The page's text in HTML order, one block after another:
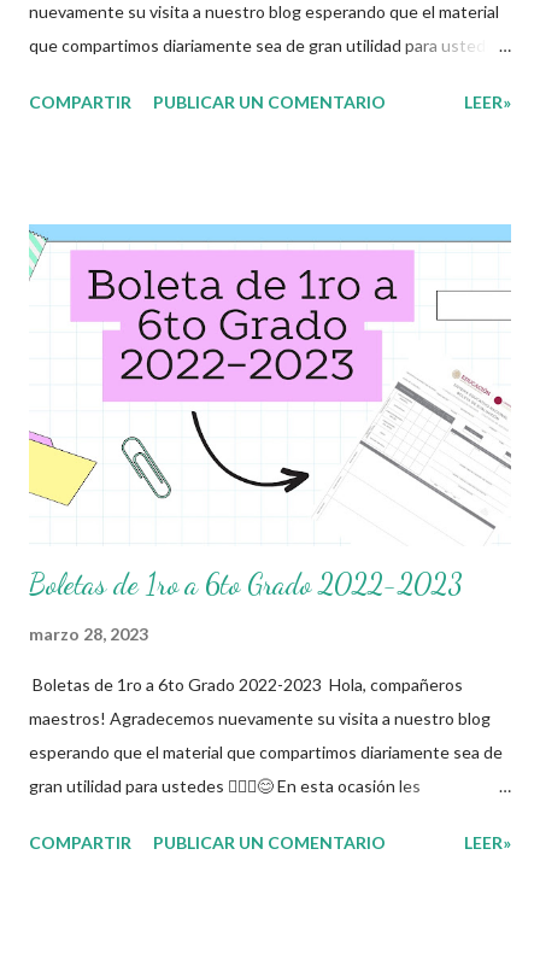
nuevamente su visita a nuestro blog esperando que el material
que compartimos diariamente sea de gran utilidad para ustedes
Conociendo las Fracciones, para que nuestros alumnos se
dividir un entero en partes iguales, la fracción se representa
matemáticamente por números que están escritos uno sobre
otro y que se hallan separados por una línea recta horizontal
llamada raya fraccionaria, está formada por dos términos: el
numerador y el denominador. El numerador es el número que
está sobre la raya fraccionaria y el denominador es el que está
bajo la raya fraccionaria. Nuevamente nuestro reconocimiento y
agrade...
COMPARTIR PUBLICAR UN COMENTARIO LEER»
Boletas de 1ro a 6to Grado 2022-2023
marzo 28, 2023
Boletas de 1ro a 6to Grado 2022-2023 Hola, compañeros
maestros! Agradecemos nuevamente su visita a nuestro blog
esperando que el material que compartimos diariamente sea de
gran utilidad para ustedes 🙋🏽‍♂️😊 En esta ocasión les
primaria. Esperando que este material sea de gran utilidad para
COMPARTIR PUBLICAR UN COMENTARIO LEER»